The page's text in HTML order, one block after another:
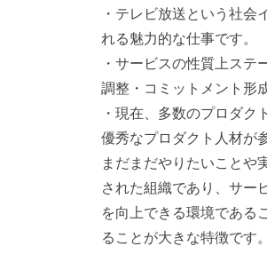
・テレビ放送という社
れる魅力的な仕事です。
・サービスの性質上ス
調整・コミットメント形
・現在、多数のプロダ
優秀なプロダクト人材が
まだまだやりたいことや
された組織であり、サー
を向上できる環境である
ることが大きな特徴です。